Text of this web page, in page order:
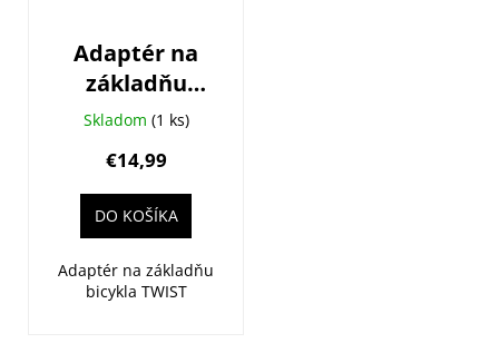
Adaptér na
základňu
FIDLOCK
Skladom (1 ks)
€14,99
DO KOŠÍKA
Adaptér na základňu
bicykla TWIST